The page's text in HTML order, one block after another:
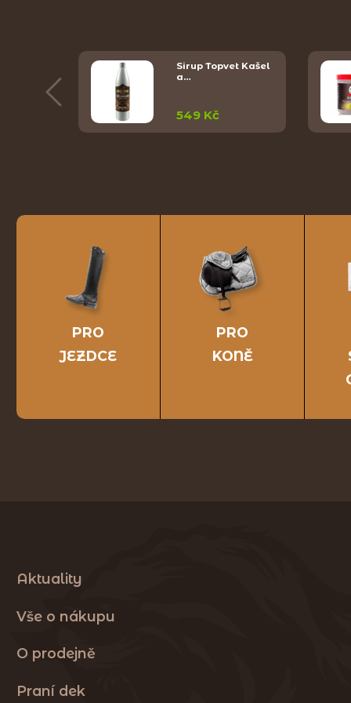
Sirup Topvet Kašel
a…
549 Kč
PRO
JEZDCE
PRO
KONĚ
Aktuality
Vše o nákupu
O prodejně
Praní dek